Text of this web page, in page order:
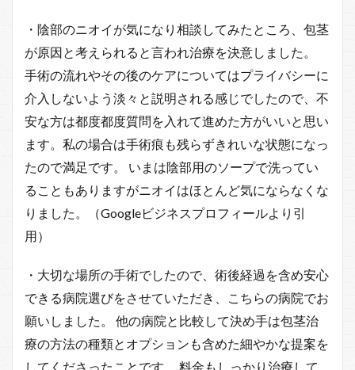
・陰部のニオイが気になり相談してみたところ、包茎
が原因と考えられると言われ治療を決意しました。
手術の流れやその後のケアについてはプライバシーに
介入しないよう淡々と説明される感じでしたので、不
安な方は都度都度質問を入れて進めた方がいいと思い
ます。私の場合は手術痕も残らずきれいな状態になっ
たので満足です。 いまは陰部用のソープで洗ってい
ることもありますがニオイはほとんど気にならなくな
りました。（Googleビジネスプロフィールより引
用）
・大切な場所の手術でしたので、術後経過を含め安心
できる病院選びをさせていただき、こちらの病院でお
願いしました。 他の病院と比較して決め手は包茎治
療の方法の種類とオプションも含めた細やかな提案を
してくださったことです。 料金もしっかり治療して